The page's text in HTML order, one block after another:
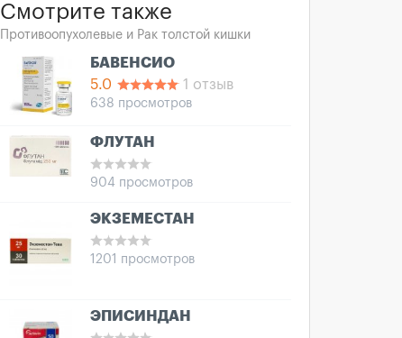
Смотрите также
Противоопухолевые и Рак толстой кишки
БАВЕНСИО
5.0
1 отзыв
638 просмотров
ФЛУТАН
904 просмотров
ЭКЗЕМЕСТАН
1201 просмотров
ЭПИСИНДАН